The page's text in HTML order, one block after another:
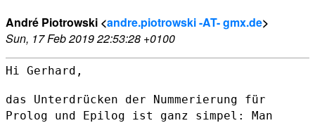
André Piotrowski <andre.piotrowski -AT- gmx.de>
Sun, 17 Feb 2019 22:53:28 +0100
Hi Gerhard,
das Unterdrücken der Nummerierung für
Prolog und Epilog ist ganz simpel: Man